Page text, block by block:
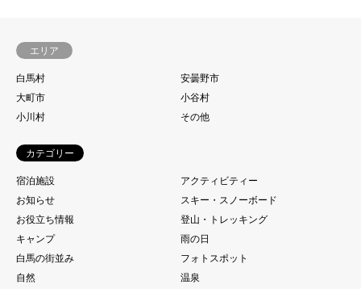
エリア
白馬村
安曇野市
大町市
小谷村
小川村
その他
カテゴリー
宿泊施設
アクティビティー
お知らせ
スキー・スノーボード
お役立ち情報
登山・トレッキング
キャンプ
雨の日
白馬の街並み
フォトスポット
自然
温泉